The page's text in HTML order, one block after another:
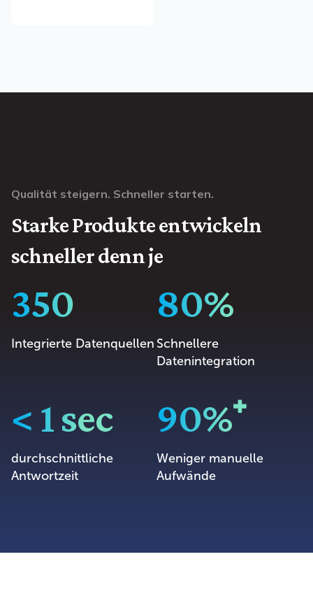
Qualität steigern. Schneller starten.
Starke Produkte entwickeln
schneller denn je
350
Integrierte Datenquellen
80%
Schnellere
Datenintegration
< 1 sec
durchschnittliche
Antwortzeit
90%⁺
Weniger manuelle
Aufwände